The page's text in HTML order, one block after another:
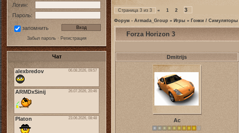
Логин:
Пароль:
запомнить
Забыл пароль· Регистрация
Чат
Страница 3 из 3 « 1 2 3
Форум - Armada_Group » Игры » Гонки / Симуляторы
Forza Horizon 3
Dmitrijs
Ас